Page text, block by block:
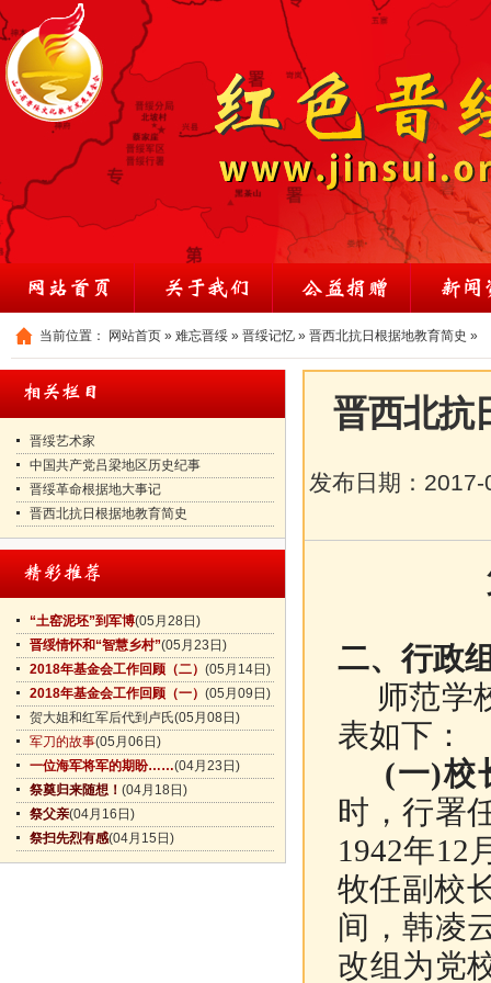
当前位置： 网站首页 » 难忘晋绥 » 晋绥记忆 » 晋西北抗日根据地教育简史 »
晋绥艺术家
中国共产党吕梁地区历史纪事
晋绥革命根据地大事记
晋西北抗日根据地教育简史
“土窑泥坯”到军博(05月28日)
晋绥情怀和“智慧乡村”(05月23日)
2018年基金会工作回顾（二） (05月14日)
2018年基金会工作回顾（一） (05月09日)
贺大姐和红军后代到卢氏(05月08日)
军刀的故事(05月06日)
一位海军将军的期盼……(04月23日)
祭奠归来随想！ (04月18日)
祭父亲(04月16日)
祭扫先烈有感(04月15日)
晋西北抗
发布日期： 2017-
二、行政
师范学
表如下：
(一)校
时，行署
1942年12
牧任副校
间，韩凌
改组为党